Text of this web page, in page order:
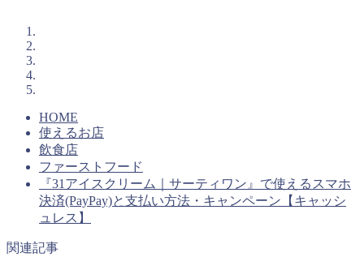
HOME
使えるお店
飲食店
ファーストフード
『31アイスクリーム｜サーティワン』で使えるスマホ
決済(PayPay)と支払い方法・キャンペーン【キャッシ
ュレス】
関連記事